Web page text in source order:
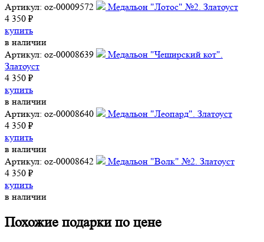
Артикул: oz-00009572
Медальон "Лотос" №2. Златоуст
4 350 ₽
купить
в наличии
Артикул: oz-00008639
Медальон "Чеширский кот".
Златоуст
4 350 ₽
купить
в наличии
Артикул: oz-00008640
Медальон "Леопард". Златоуст
4 350 ₽
купить
в наличии
Артикул: oz-00008642
Медальон "Волк" №2. Златоуст
4 350 ₽
купить
в наличии
Похожие подарки по цене